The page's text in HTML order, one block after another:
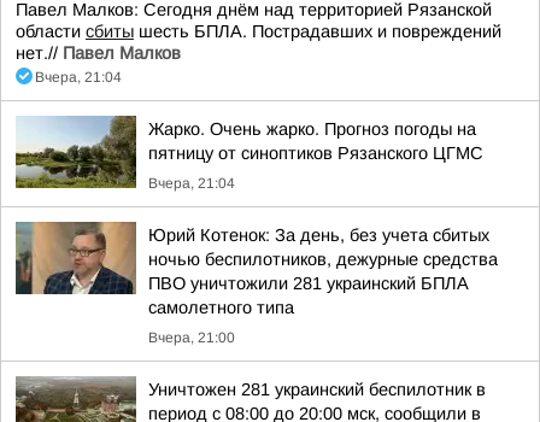
Павел Малков: Сегодня днём над территорией Рязанской
области сбиты шесть БПЛА. Пострадавших и повреждений
нет.// Павел Малков
Вчера, 21:04
Жарко. Очень жарко. Прогноз погоды на
пятницу от синоптиков Рязанского ЦГМС
Вчера, 21:04
Юрий Котенок: За день, без учета сбитых
ночью беспилотников, дежурные средства
ПВО уничтожили 281 украинский БПЛА
самолетного типа
Вчера, 21:00
Уничтожен 281 украинский беспилотник в
период с 08:00 до 20:00 мск, сообщили в